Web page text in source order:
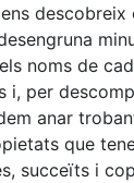
descobreix
noms de
i, per
anar
que
succeïts i